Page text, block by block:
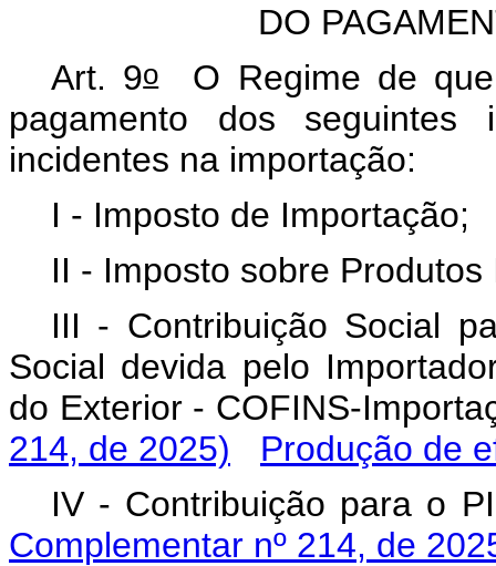
DO
Art. 9oO Regime de
pagamento dos seguintes
incidentes na importação:
I - Imposto de Importação;
II - Imposto sobre
III - Contribuição Social
Social devida pelo
do Exterior - COFINS-
214, de 2025)
Produção de
IV - Contribuição para
Complementar nº 214, de